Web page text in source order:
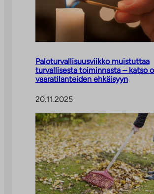
Paloturvallisuusviikko muistuttaa
turvallisesta toiminnasta – katso
vaaratilanteiden ehkäisyyn
20.11.2025